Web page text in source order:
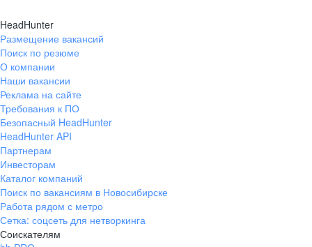
HeadHunter
Размещение вакансий
Поиск по резюме
О компании
Наши вакансии
Реклама на сайте
Требования к ПО
Безопасный HeadHunter
HeadHunter API
Партнерам
Инвесторам
Каталог компаний
Поиск по вакансиям в Новосибирске
Работа рядом с метро
Сетка: соцсеть для нетворкинга
Соискателям